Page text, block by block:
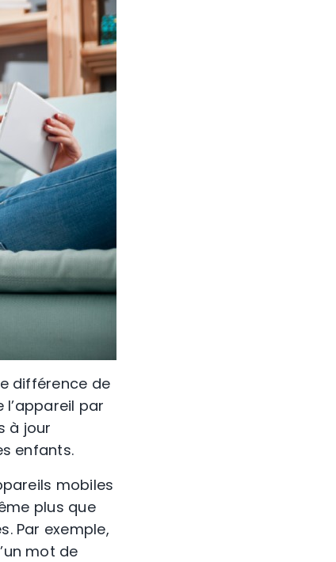
différence de
l’appareil par
à jour
enfants.
mobiles
plus que
Par exemple,
mot de